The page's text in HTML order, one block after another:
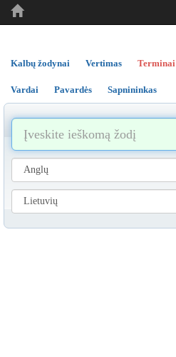
Kalbų žodynai Vertimas Terminai
Vardai Pavardės Sapnininkas